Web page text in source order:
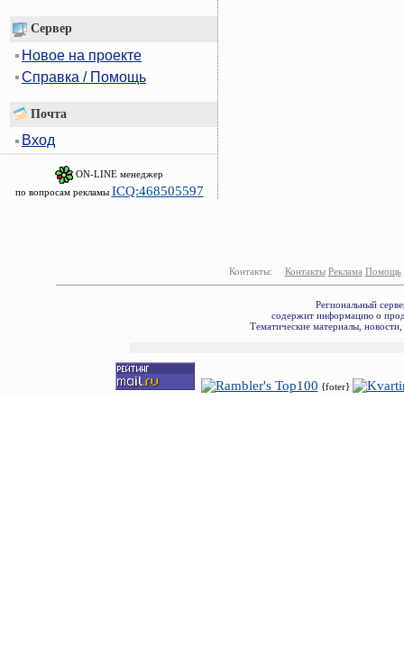
Сервер
Новое на проекте
Справка / Помощь
Почта
Вход
ON-LINE менеджер
по вопросам рекламы ICQ:468505597
Контакты: Контакты Реклама Помощь
Региональный
содержит информацию о
Тематические материалы,
{foter}